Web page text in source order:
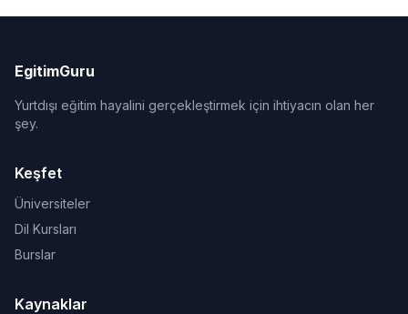
EgitimGuru
Yurtdışı eğitim hayalini gerçekleştirmek için ihtiyacın olan her
şey.
Keşfet
Üniversiteler
Dil Kursları
Burslar
Kaynaklar